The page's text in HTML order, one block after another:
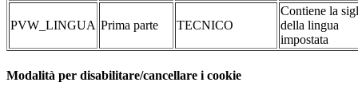
PVW_LINGUA Prima parte TECNICO
Contiene la
della lingua
impostata
Modalità per disabilitare/cancellare i cookie